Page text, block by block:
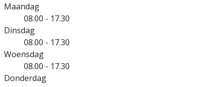
Maandag
08.00 - 17.30
Dinsdag
08.00 - 17.30
Woensdag
08.00 - 17.30
Donderdag